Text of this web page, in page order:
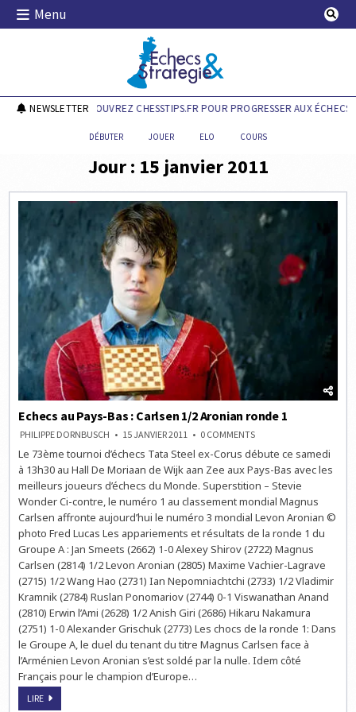
Skip
Menu
Echecs & Stratégie
NEWSLETTERDÉCOUVREZ CHESSTIPS.FR POUR PROGRESSER AUX ÉCHECS !
DÉBUTER JOUER ELO COURS
Jour : 15 janvier 2011
Echecs au Pays-Bas : Carlsen 1/2 Aronian ronde 1
PHILIPPE DORNBUSCH 15 JANVIER 2011 0 COMMENTSON
AU
BAS
CARLSEN
1/2
RONDE
Le 73ème tournoi d’échecs Tata Steel ex-Corus débute ce samedi
à 13h30 au Hall De Moriaan de Wijk aan Zee aux Pays-Bas avec les
meilleurs joueurs d’échecs du Monde. Superstition – Stevie
Wonder Ci-contre, le numéro 1 au classement mondial Magnus
Carlsen affronte aujourd’hui le numéro 3 mondial Levon Aronian ©
photo Fred Lucas Les appariements et résultats de la ronde 1 du
Groupe A : Jan Smeets (2662) 1-0 Alexey Shirov (2722) Magnus
Carlsen (2814) 1/2 Levon Aronian (2805) Maxime Vachier-Lagrave
(2715) 1/2 Wang Hao (2731) Ian Nepomniachtchi (2733) 1/2 Vladimir
Kramnik (2784) Ruslan Ponomariov (2744) 0-1 Viswanathan Anand
(2810) Erwin l’Ami (2628) 1/2 Anish Giri (2686) Hikaru Nakamura
(2751) 1-0 Alexander Grischuk (2773) Les chocs de la ronde 1: Dans
le Groupe A, le duel du tenant du titre Magnus Carlsen face à
l’Arménien Levon Aronian s’est soldé par la nulle. Idem côté
Français pour le champion d’Europe…
LIREECHECS